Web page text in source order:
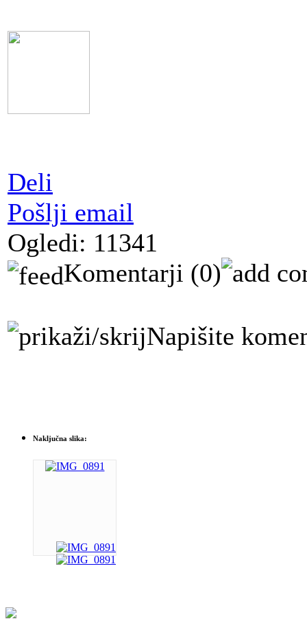
Deli
Pošlji email
Ogledi: 11341
Komentarji (0)
Napišite
Naključna slika: